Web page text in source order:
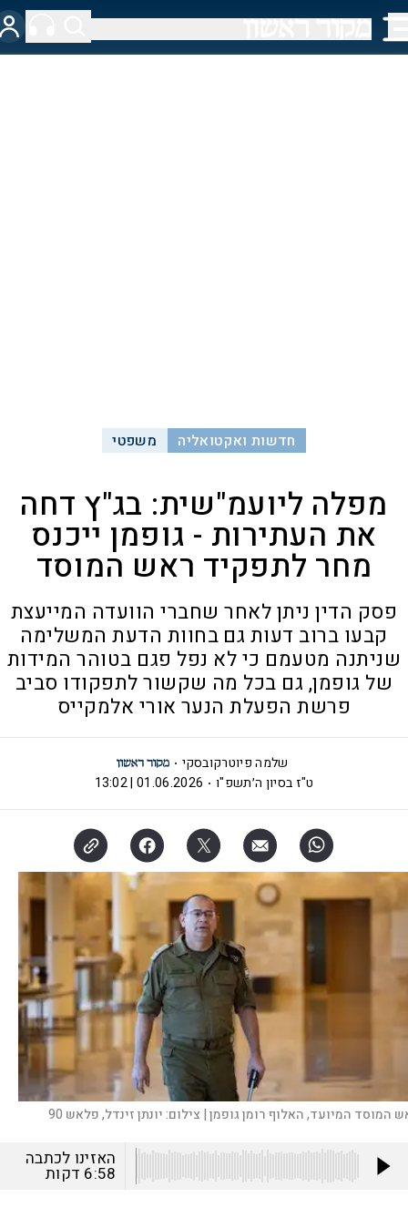
חדשות ואקטואליה משפטי
מפלה ליועמ"שית: בג"ץ דחה
את העתירות - גופמן ייכנס
מחר לתפקיד ראש המוסד
פסק הדין ניתן לאחר שחברי הוועדה המייעצת
קבעו ברוב דעות גם בחוות הדעת המשלימה
שניתנה מטעמם כי לא נפל פגם בטוהר המידות
של גופמן, גם בכל מה שקשור לתפקודו סביב
פרשת הפעלת הנער אורי אלמקייס
שלמה פיוטרקובסקי
ט"ז בסיון ה׳תשפ"ו
01.06.2026 | 13:02
המוסד המיועד, האלוף רומן גופמן | צילום:יונתן זינדל, פלאש 90
האזינו לכתבה
6:58 דקות